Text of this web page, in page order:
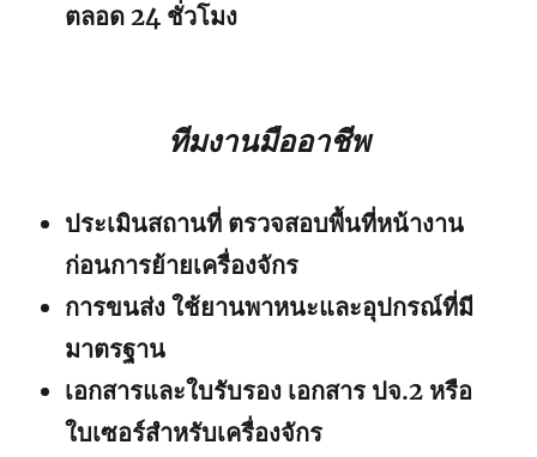
ตลอด 24 ชั่วโมง
ทีมงานมืออาชีพ
ประเมินสถานที่ ตรวจสอบพื้นที่หน้างาน
ก่อนการย้ายเครื่องจักร
การขนส่ง ใช้ยานพาหนะและอุปกรณ์ที่มี
มาตรฐาน
เอกสารและใบรับรอง เอกสาร ปจ.2 หรือ
ใบเซอร์สำหรับเครื่องจักร